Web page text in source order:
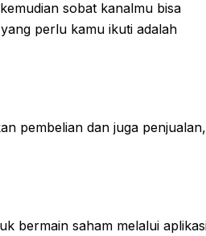
sobat kanalmu bisa
perlu kamu ikuti adalah
pembelian dan juga penjualan,
bermain saham melalui